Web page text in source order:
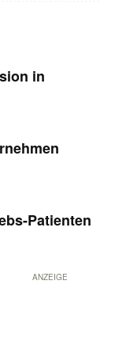
in
Patienten
ANZEIGE